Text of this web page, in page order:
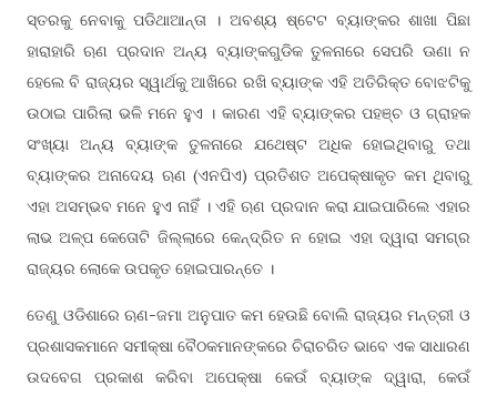
ସ୍ତରକୁ ନେବାକୁ ପଡିଥାଆନ୍ତା । ଅବଶ୍ୟ ଷ୍ଟେଟ ବ୍ୟାଙ୍କର ଶାଖା ପିଛା
ହାରାହାରି ଋଣ ପ୍ରଦାନ ଅନ୍ୟ ବ୍ୟାଙ୍କଗୁଡିକ ତୁଳନାରେ ସେପରି ଊଣା ନ
ହେଲେ ବି ରାଜ୍ୟର ସ୍ୱାର୍ଥକୁ ଆଖିରେ ରଖି ବ୍ୟାଙ୍କ ଏହି ଅତିରିକ୍ତ ବୋଝଟିକୁ
ଉଠାଇ ପାରିଲା ଭଳି ମନେ ହୁଏ । କାରଣ ଏହି ବ୍ୟାଙ୍କର ପହଞ୍ଚ ଓ ଗ୍ରାହକ
ସଂଖ୍ୟା ଅନ୍ୟ ବ୍ୟାଙ୍କ ତୁଳନାରେ ଯଥେଷ୍ଟ ଅଧିକ ହୋଇଥିବାରୁ ତଥା
ବ୍ୟାଙ୍କର ଅନାଦେୟ ଋଣ (ଏନପିଏ) ପ୍ରତିଶତ ଅପେକ୍ଷାକୃତ କମ ଥିବାରୁ
ଏହା ଅସମ୍ଭବ ମନେ ହୁଏ ନାହିଁ । ଏହି ଋଣ ପ୍ରଦାନ କରା ଯାଇପାରିଲେ ଏହାର
ଲାଭ ଅଳ୍ପ କେତୋଟି ଜିଲ୍ଲାରେ କେନ୍ଦ୍ରିତ ନ ହୋଇ ଏହା ଦ୍ୱାରା ସମଗ୍ର
ରାଜ୍ୟର ଲୋକେ ଉପକୃତ ହୋଇପାରନ୍ତେ ।
ତେଣୁ ଓଡିଶାରେ ଋଣ-ଜମା ଅନୁପାତ କମ ହେଉଛି ବୋଲି ରାଜ୍ୟର ମନ୍ତ୍ରୀ ଓ
ପ୍ରଶାସକମାନେ ସମୀକ୍ଷା ବୈଠକମାନଙ୍କରେ ଚିରାଚରିତ ଭାବେ ଏକ ସାଧାରଣ
ଉଦବେଗ ପ୍ରକାଶ କରିବା ଅପେକ୍ଷା କେଉଁ ବ୍ୟାଙ୍କ ଦ୍ୱାରା, କେଉଁ